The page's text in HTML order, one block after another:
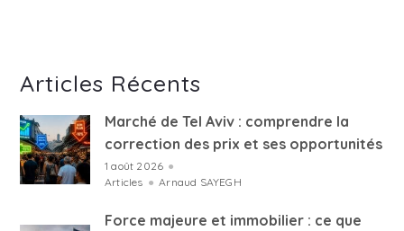
Articles Récents
Marché de Tel Aviv : comprendre la
correction des prix et ses opportunités
1 août 2026 ●
Articles ● Arnaud SAYEGH
Force majeure et immobilier : ce que